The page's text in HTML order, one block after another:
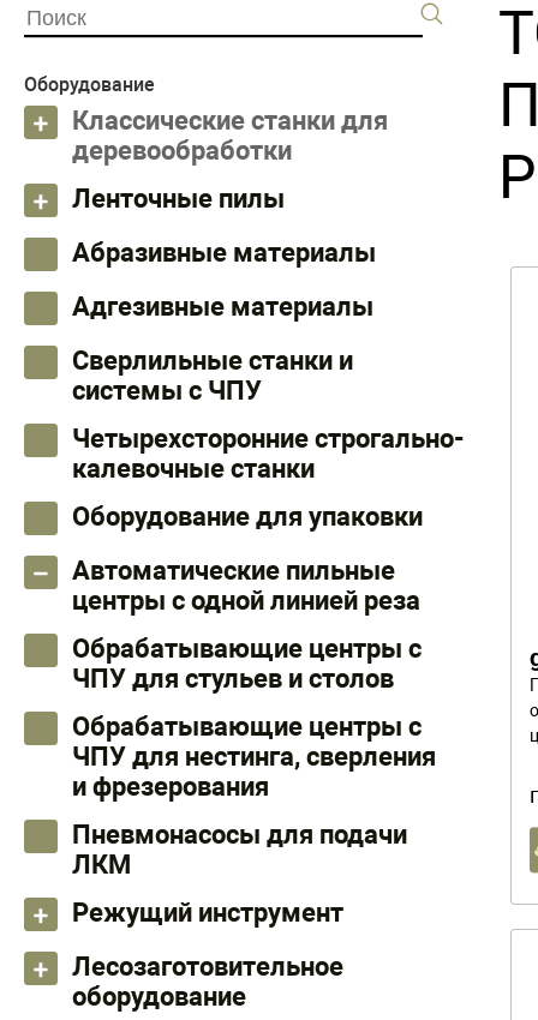
Оборудование
Классические станки для
деревообработки
Ленточные пилы
Абразивные материалы
Адгезивные материалы
Сверлильные станки и
системы с ЧПУ
Четырехсторонние строгально-
калевочные станки
Оборудование для упаковки
Автоматические пильные
центры с одной линией реза
Обрабатывающие центры с
ЧПУ для стульев и столов
Обрабатывающие центры с
ЧПУ для нестинга, сверления
и фрезерования
Пневмонасосы для подачи
ЛКМ
Режущий инструмент
Лесозаготовительное
оборудование